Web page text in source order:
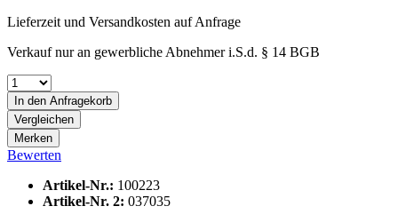
Lieferzeit und Versandkosten auf Anfrage
Verkauf nur an gewerbliche Abnehmer i.S.d. § 14 BGB
In den Anfragekorb
Vergleichen
Merken
Bewerten
Artikel-Nr.: 100223
Artikel-Nr. 2: 037035